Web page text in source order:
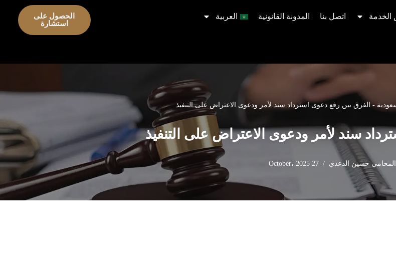
الخدمة اتصل بنا المدونة القانونية العربية
الحصول على
استشارة
-الفرق بين رفع دعوى استرداد سند لأمر ودعوى الاعتراض على التنفيذ
سند لأمر ودعوى الاعتراض على التنفيذ
المحامي حسين الدعدي 27 October، 2025